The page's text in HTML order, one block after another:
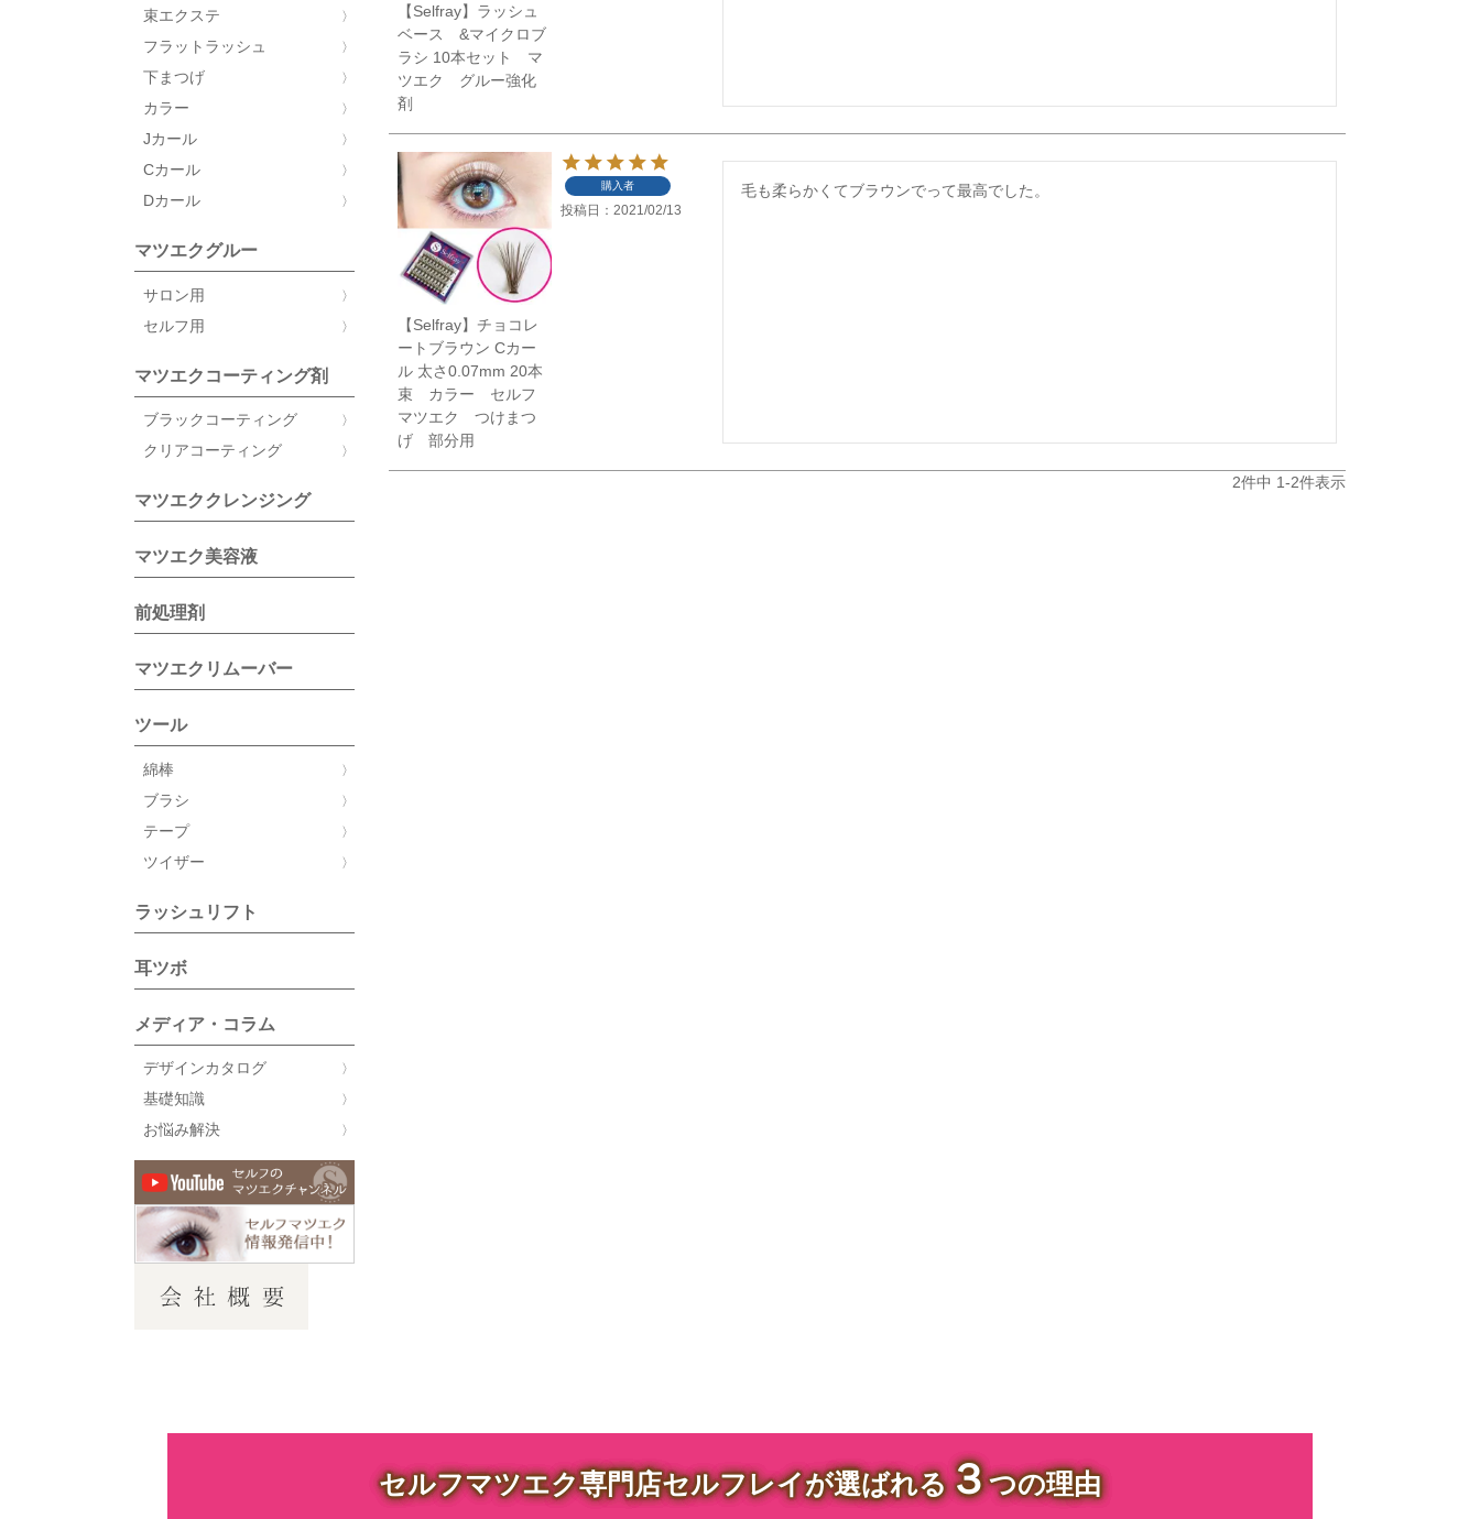
束エクステ
フラットラッシュ
下まつげ
カラー
Jカール
Cカール
Dカール
マツエクグルー
サロン用
セルフ用
マツエクコーティング剤
ブラックコーティング
クリアコーティング
マツエククレンジング
マツエク美容液
前処理剤
マツエクリムーバー
ツール
綿棒
ブラシ
テープ
ツイザー
ラッシュリフト
耳ツボ
メディア・コラム
デザインカタログ
基礎知識
お悩み解決
【Selfray】ラッシュ
ベース &マイクロブ
ラシ 10本セット マ
ツエク グルー強化
剤
【Selfray】チョコレ
ートブラウン Cカー
ル 太さ0.07mm 20本
束 カラー セルフ
マツエク つけまつ
げ 部分用
購入者
投稿日 2021/02/13
毛も柔らかくてブラウンでって最高でした。
2件中 1-2件表示
セルフマツエク専門店セルフレイが選ばれる３つの理由